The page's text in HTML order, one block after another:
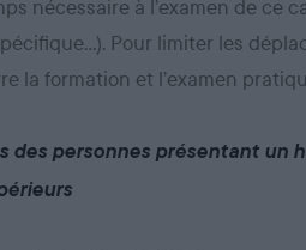
nécessaire à l’examen de ce
Pour limiter les
la formation et l’examen
des personnes présentant un